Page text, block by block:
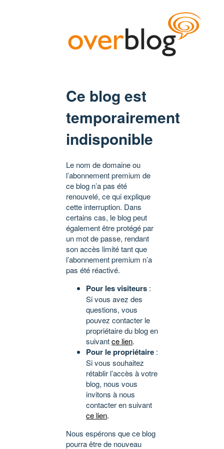
Ce blog est
temporairement
indisponible
Le nom de domaine ou
l’abonnement premium de
ce blog n’a pas été
renouvelé, ce qui explique
cette interruption. Dans
certains cas, le blog peut
également être protégé par
un mot de passe, rendant
son accès limité tant que
l’abonnement premium n’a
pas été réactivé.
Pour les visiteurs :
Si vous avez des
questions, vous
pouvez contacter le
propriétaire du blog en
suivantce lien.
Pour le propriétaire :
Si vous souhaitez
rétablir l’accès à votre
blog, nous vous
invitons à nous
contacter en suivant
ce lien.
Nous espérons que ce blog
pourra être de nouveau